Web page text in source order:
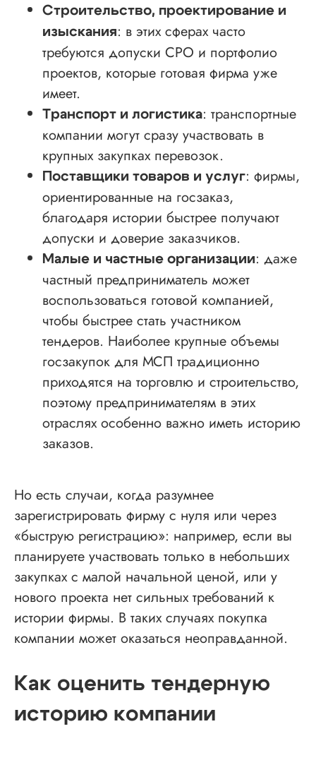
Строительство, проектирование и
изыскания: в этих сферах часто
требуются допуски СРО и портфолио
проектов, которые готовая фирма уже
имеет.
Транспорт и логистика: транспортные
компании могут сразу участвовать в
крупных закупках перевозок.
Поставщики товаров и услуг: фирмы,
ориентированные на госзаказ,
благодаря истории быстрее получают
допуски и доверие заказчиков.
Малые и частные организации: даже
частный предприниматель может
воспользоваться готовой компанией,
чтобы быстрее стать участником
тендеров. Наиболее крупные объемы
госзакупок для МСП традиционно
приходятся на торговлю и строительство,
поэтому предпринимателям в этих
отраслях особенно важно иметь историю
заказов.
Но есть случаи, когда разумнее
зарегистрировать фирму с нуля или через
«быструю регистрацию»: например, если вы
планируете участвовать только в небольших
закупках с малой начальной ценой, или у
нового проекта нет сильных требований к
истории фирмы. В таких случаях покупка
компании может оказаться неоправданной.
Как оценить тендерную
историю компании